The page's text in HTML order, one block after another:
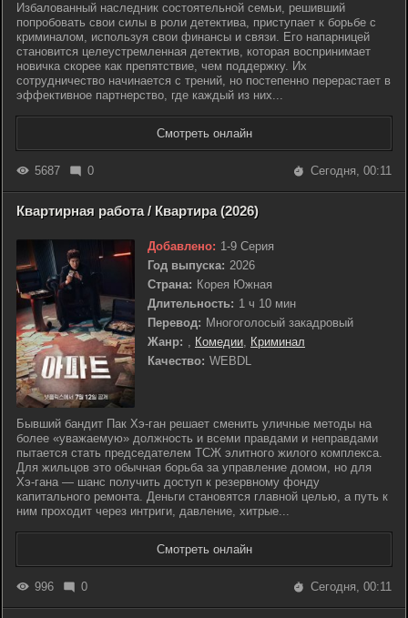
Избалованный наследник состоятельной семьи, решивший
попробовать свои силы в роли детектива, приступает к борьбе с
криминалом, используя свои финансы и связи. Его напарницей
становится целеустремленная детектив, которая воспринимает
новичка скорее как препятствие, чем поддержку. Их
сотрудничество начинается с трений, но постепенно перерастает в
эффективное партнерство, где каждый из них...
Смотреть онлайн
5687 0 Сегодня, 00:11
Квартирная работа / Квартира (2026)
Добавлено: 1-9 Серия
Год выпуска: 2026
Страна: Корея Южная
Длительность: 1 ч 10 мин
Перевод: Многоголосый закадровый
Жанр: , Комедии, Криминал
Качество: WEBDL
Бывший бандит Пак Хэ-ган решает сменить уличные методы на
более «уважаемую» должность и всеми правдами и неправдами
пытается стать председателем ТСЖ элитного жилого комплекса.
Для жильцов это обычная борьба за управление домом, но для
Хэ-гана — шанс получить доступ к резервному фонду
капитального ремонта. Деньги становятся главной целью, а путь к
ним проходит через интриги, давление, хитрые...
Смотреть онлайн
996 0 Сегодня, 00:11